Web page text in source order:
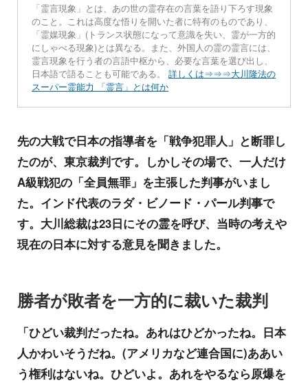
「霊言現象」とは、あの世の霊存在の言葉を語り下ろす現象
のこと。これは高度な悟りを開いた者に特有のものであり、
「霊媒現象」(トランス状態になって意識を失い、霊が一方的
にしゃべる現象)とは異なる。また、外国人の霊の霊言には、
霊言現象を行う者の言語中枢から、必要な言葉を選び出し、
日本語で語ることも可能である。 詳しくは⇒⇒⇒大川隆法の
スーパー霊能力 「霊言」とは何か
先の大戦で日本の指導者を「戦争犯罪人」と断罪し
たのが、東京裁判です。しかしその場で、一人だけ
A級戦犯の「全員無罪」を主張した判事がいまし
た。インド代表のラダ・ビノード・パール判事で
す。大川総裁は23日にその霊を呼び、当時の考えや
現在の日本に対する意見を聞きました。
勝者が敗者を一方的に裁いた裁判
「ひどい裁判だったね。あれはひどかったね。日本
人かわいそうだね。(アメリカなど連合国に)ああい
う権利はないね。ひどいよ。あれをやるなら原爆を